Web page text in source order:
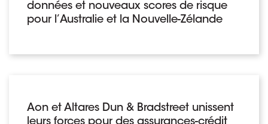
données et nouveaux scores de risque
pour l’Australie et la Nouvelle-Zélande
Aon et Altares Dun & Bradstreet unissent